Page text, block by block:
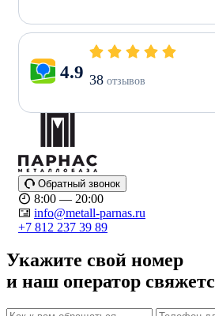
4.9 38 отзывов
Обратный звонок
8:00 — 20:00
info@metall-parnas.ru
+7 812 237 39 89
Укажите свой номер
и наш оператор